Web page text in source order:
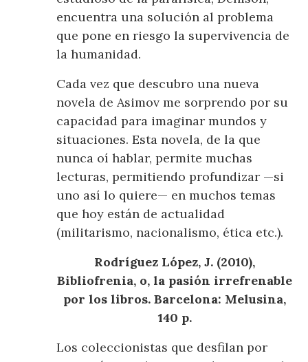
encuentra una solución al problema
que pone en riesgo la supervivencia de
la humanidad.
Cada vez que descubro una nueva
novela de Asimov me sorprendo por su
capacidad para imaginar mundos y
situaciones. Esta novela, de la que
nunca oí hablar, permite muchas
lecturas, permitiendo profundizar —si
uno así lo quiere— en muchos temas
que hoy están de actualidad
(militarismo, nacionalismo, ética etc.).
Rodríguez López, J. (2010),
Bibliofrenia, o, la pasión irrefrenable
por los libros. Barcelona: Melusina,
140 p.
Los coleccionistas que desfilan por